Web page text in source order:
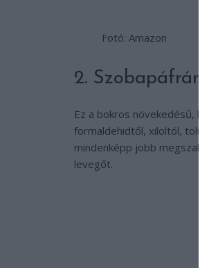
Fotó: Amazon
2. Szobapáfrány
Ez a bokros növekedésű,
formaldehidtől, xiloltól,
mindenképp jobb
levegőt.